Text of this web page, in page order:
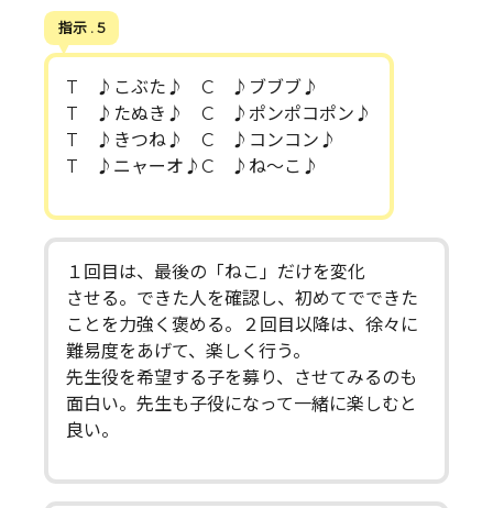
指示 . 5
T ♪こぶた♪ C ♪ブブブ♪
T ♪たぬき♪ C ♪ポンポコポン♪
T ♪きつね♪ C ♪コンコン♪
T ♪ニャーオ♪C ♪ね〜こ♪
１回目は、最後の「ねこ」だけを変化
させる。できた人を確認し、初めてでできた
ことを力強く褒める。２回目以降は、徐々に
難易度をあげて、楽しく行う。
先生役を希望する子を募り、させてみるのも
面白い。先生も子役になって一緒に楽しむと
良い。